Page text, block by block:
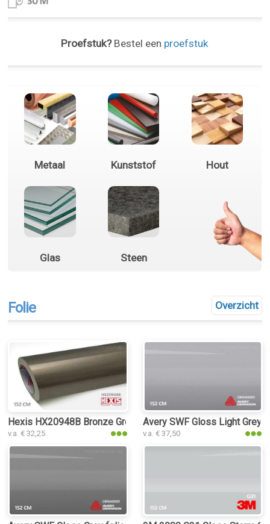
Proefstuk?Bestel een proefstuk
Metaal Kunststof Hout
Glas Steen
Overzicht
Folie
Hexis HX20948B Bronze Grey Metal Gloss folie
v.a. € 32,25
Avery SWF Gloss Light Grey
v.a. € 37,50